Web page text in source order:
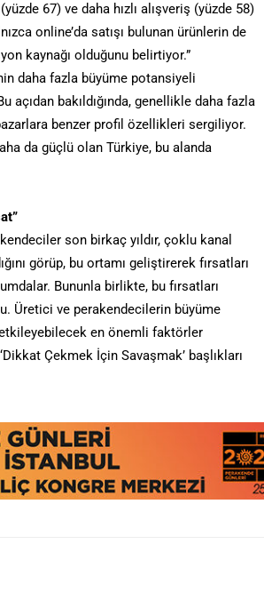
67) ve daha hızlı alışveriş (yüzde 58)
online’da satışı bulunan ürünlerin de
kaynağı olduğunu belirtiyor.”
daha fazla büyüme potansiyeli
açıdan bakıldığında, genellikle daha fazla
benzer profil özellikleri sergiliyor.
da güçlü olan Türkiye, bu alanda
son birkaç yıldır, çoklu kanal
görüp, bu ortamı geliştirerek fırsatları
Bununla birlikte, bu fırsatları
Üretici ve perakendecilerin büyüme
en önemli faktörler
Çekmek İçin Savaşmak’ başlıkları